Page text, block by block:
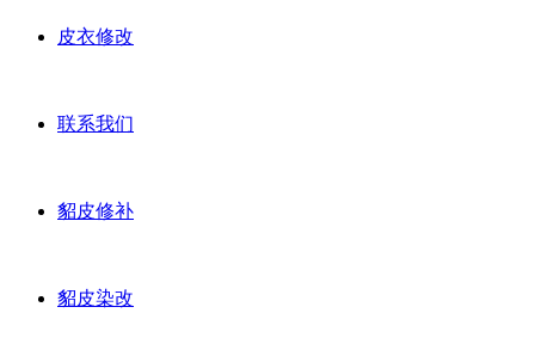
皮衣修改
联系我们
貂皮修补
貂皮染改